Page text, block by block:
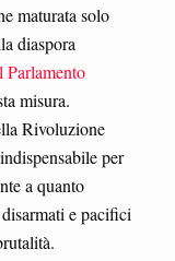
maturata solo
diaspora
Parlamento
misura.
Rivoluzione
per
a quanto
e pacifici